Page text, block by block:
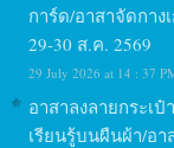
การ์ด/อาสาจัดกา
29-30 ส.ค. 2569
29 July 2026 at 14 : 37
อาสาลงลายกระเ
เรียนรู้บนผืนผ้า/อ